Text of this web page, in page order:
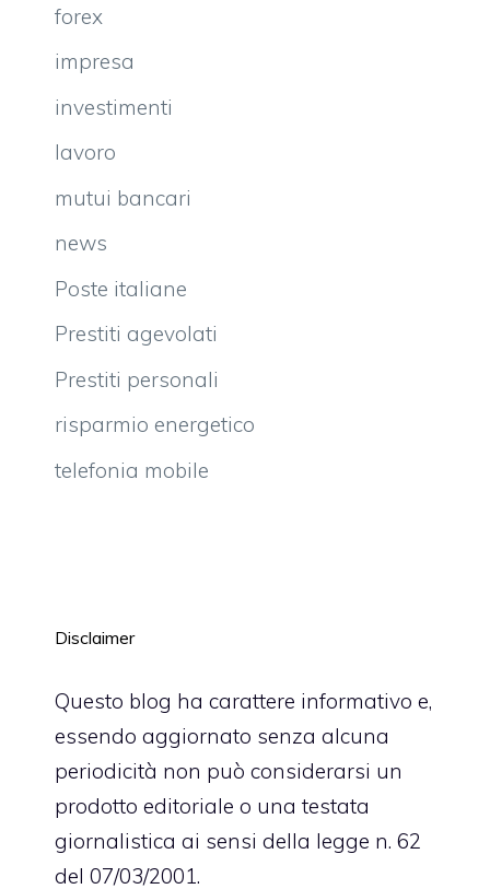
forex
impresa
investimenti
lavoro
mutui bancari
news
Poste italiane
Prestiti agevolati
Prestiti personali
risparmio energetico
telefonia mobile
Disclaimer
Questo blog ha carattere informativo e,
essendo aggiornato senza alcuna
periodicità non può considerarsi un
prodotto editoriale o una testata
giornalistica ai sensi della legge n. 62
del 07/03/2001.